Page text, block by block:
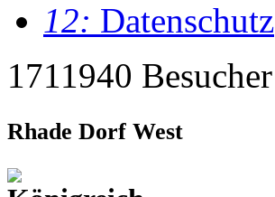
12: Datenschutz
1711940 Besucher
Rhade Dorf West